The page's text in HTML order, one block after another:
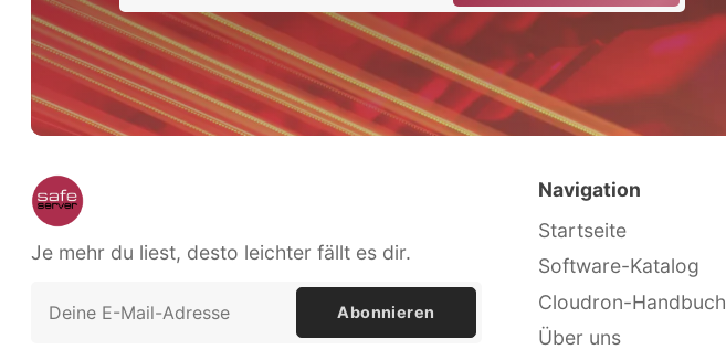
Je mehr du liest, desto leichter fällt es dir.
Abonnieren
Navigation
Startseite
Software-Katalog
Cloudron-Handbuch
Über uns